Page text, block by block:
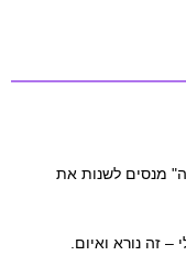
מנסים לשנות את
– זה נורא ואיום.